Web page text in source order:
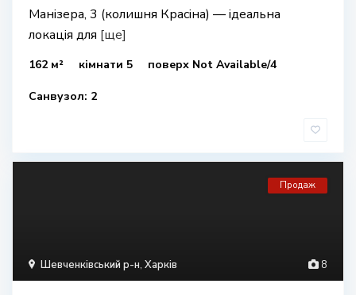
Манізера, 3 (колишня Красіна) — ідеальна
локація для [ще]
162 м² кімнати 5 поверх Not Available/4
Санвузол: 2
8
Шевченківський р-н, Харків
Продаж